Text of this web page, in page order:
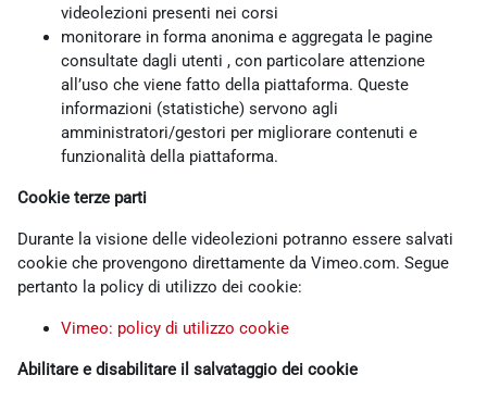
videolezioni presenti nei corsi
monitorare in forma anonima e aggregata le pagine
consultate dagli utenti , con particolare attenzione
all’uso che viene fatto della piattaforma. Queste
informazioni (statistiche) servono agli
amministratori/gestori per migliorare contenuti e
funzionalità della piattaforma.
Cookie terze parti
Durante la visione delle videolezioni potranno essere salvati
cookie che provengono direttamente da Vimeo.com. Segue
pertanto la policy di utilizzo dei cookie:
Vimeo: policy di utilizzo cookie
Abilitare e disabilitare il salvataggio dei cookie